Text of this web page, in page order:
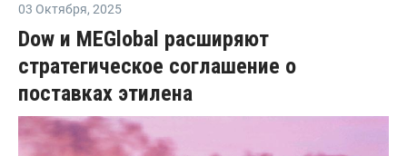
03 Октября, 2025
Dow и MEGlobal расширяют
стратегическое соглашение о
поставках этилена